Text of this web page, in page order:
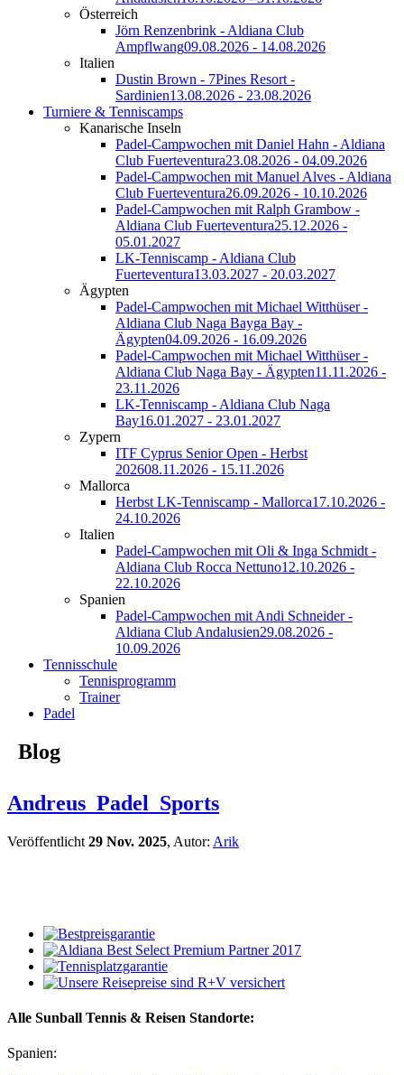
Österreich
Jörn Renzenbrink - Aldiana Club
Ampflwang09.08.2026 - 14.08.2026
Italien
Dustin Brown - 7Pines Resort -
Sardinien13.08.2026 - 23.08.2026
Turniere & Tenniscamps
Kanarische Inseln
Padel-Campwochen mit Daniel Hahn - Aldiana
Club Fuerteventura23.08.2026 - 04.09.2026
Padel-Campwochen mit Manuel Alves - Aldiana
Club Fuerteventura26.09.2026 - 10.10.2026
Padel-Campwochen mit Ralph Grambow -
Aldiana Club Fuerteventura25.12.2026 -
05.01.2027
LK-Tenniscamp - Aldiana Club
Fuerteventura13.03.2027 - 20.03.2027
Ägypten
Padel-Campwochen mit Michael Witthüser -
Aldiana Club Naga Bayga Bay -
Ägypten04.09.2026 - 16.09.2026
Padel-Campwochen mit Michael Witthüser -
Aldiana Club Naga Bay - Ägypten11.11.2026 -
23.11.2026
LK-Tenniscamp - Aldiana Club Naga
Bay16.01.2027 - 23.01.2027
Zypern
ITF Cyprus Senior Open - Herbst
202608.11.2026 - 15.11.2026
Mallorca
Herbst LK-Tenniscamp - Mallorca17.10.2026 -
24.10.2026
Italien
Padel-Campwochen mit Oli & Inga Schmidt -
Aldiana Club Rocca Nettuno12.10.2026 -
22.10.2026
Spanien
Padel-Campwochen mit Andi Schneider -
Aldiana Club Andalusien29.08.2026 -
10.09.2026
Tennisschule
Tennisprogramm
Trainer
Padel
Blog
Andreus_Padel_Sports
Veröffentlicht 29 Nov. 2025, Autor: Arik
Alle Sunball Tennis & Reisen Standorte:
Spanien: